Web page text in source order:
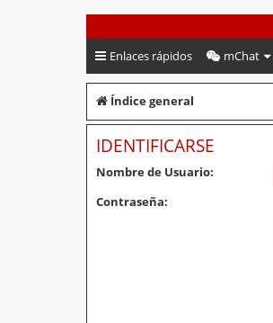
PeruVoley.com
Enlaces rápidos mChat
Índice general
IDENTIFICARSE
Nombre de Usuario:
Contraseña: